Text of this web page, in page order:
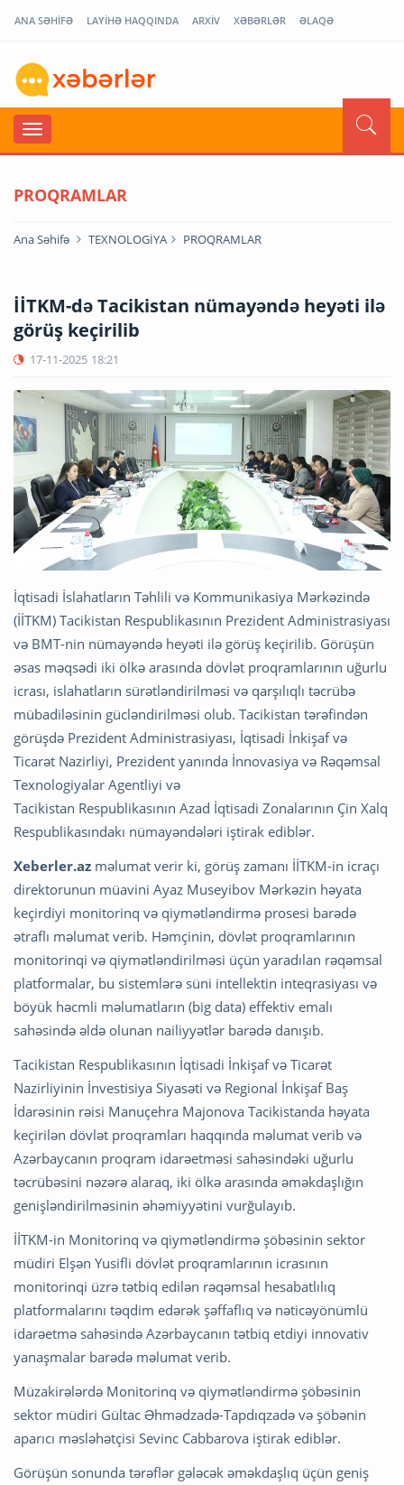
ANA SƏHİFƏ LAYİHƏ HAQQINDA ARXİV XƏBƏRLƏR ƏLAQƏ
PROQRAMLAR
Ana Səhifə TEXNOLOGİYA PROQRAMLAR
İİTKM-də Tacikistan nümayəndə heyəti ilə
görüş keçirilib
17-11-2025 18:21
İqtisadi İslahatların Təhlili və Kommunikasiya Mərkəzində
(İİTKM) Tacikistan Respublikasının Prezident Administrasiyası
və BMT-nin nümayəndə heyəti ilə görüş keçirilib. Görüşün
əsas məqsədi iki ölkə arasında dövlət proqramlarının uğurlu
icrası, islahatların sürətləndirilməsi və qarşılıqlı təcrübə
mübadiləsinin gücləndirilməsi olub. Tacikistan tərəfindən
görüşdə Prezident Administrasiyası, İqtisadi İnkişaf və
Ticarət Nazirliyi, Prezident yanında İnnovasiya və Rəqəmsal
Texnologiyalar Agentliyi və
Tacikistan Respublikasının Azad İqtisadi Zonalarının Çin Xalq
Respublikasındakı nümayəndələri iştirak ediblər.
Xeberler.az məlumat verir ki, görüş zamanı İİTKM-in icraçı
direktorunun müavini Ayaz Museyibov Mərkəzin həyata
keçirdiyi monitorinq və qiymətləndirmə prosesi barədə
ətraflı məlumat verib. Həmçinin, dövlət proqramlarının
monitorinqi və qiymətləndirilməsi üçün yaradılan rəqəmsal
platformalar, bu sistemlərə süni intellektin inteqrasiyası və
böyük həcmli məlumatların (big data) effektiv emalı
sahəsində əldə olunan nailiyyətlər barədə danışıb.
Tacikistan Respublikasının İqtisadi İnkişaf və Ticarət
Nazirliyinin İnvestisiya Siyasəti və Regional İnkişaf Baş
İdarəsinin rəisi Manuçehra Majonova Tacikistanda həyata
keçirilən dövlət proqramları haqqında məlumat verib və
Azərbaycanın proqram idarəetməsi sahəsindəki uğurlu
təcrübəsini nəzərə alaraq, iki ölkə arasında əməkdaşlığın
genişləndirilməsinin əhəmiyyətini vurğulayıb.
İİTKM-in Monitorinq və qiymətləndirmə şöbəsinin sektor
müdiri Elşən Yusifli dövlət proqramlarının icrasının
monitorinqi üzrə tətbiq edilən rəqəmsal hesabatlılıq
platformalarını təqdim edərək şəffaflıq və nəticəyönümlü
idarəetmə sahəsində Azərbaycanın tətbiq etdiyi innovativ
yanaşmalar barədə məlumat verib.
Müzakirələrdə Monitorinq və qiymətləndirmə şöbəsinin
sektor müdiri Gültac Əhmədzadə-Tapdıqzadə və şöbənin
aparıcı məsləhətçisi Sevinc Cabbarova iştirak ediblər.
Görüşün sonunda tərəflər gələcək əməkdaşlıq üçün geniş